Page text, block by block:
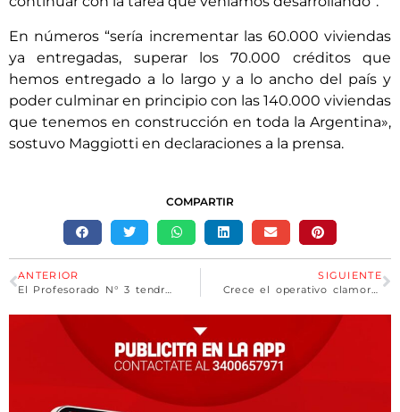
En números “sería incrementar las 60.000 viviendas
ya entregadas, superar los 70.000 créditos que
hemos entregado a lo largo y a lo ancho del país y
poder culminar en principio con las 140.000 viviendas
que tenemos en construcción en toda la Argentina»,
sostuvo Maggiotti en declaraciones a la prensa.
COMPARTIR
ANTERIOR
SIGUIENTE